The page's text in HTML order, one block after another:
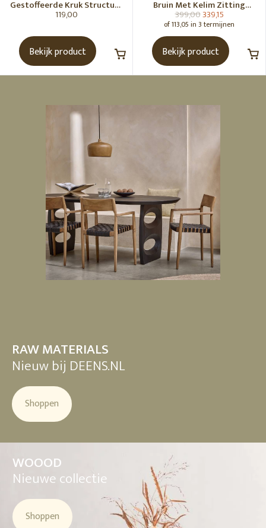
Gestoffeerde Kruk Structuur
Stof Karamelbruin [Fsc]
119,00
Bekijk product
Bruin Met Kelim Zitting
Naturel
399,00339,15
of 113,05 in 3 termijnen
Bekijk product
RAW MATERIALS
Nieuw bij DEENS.NL
Shoppen
WOOOD
Nieuwe collectie
Shoppen